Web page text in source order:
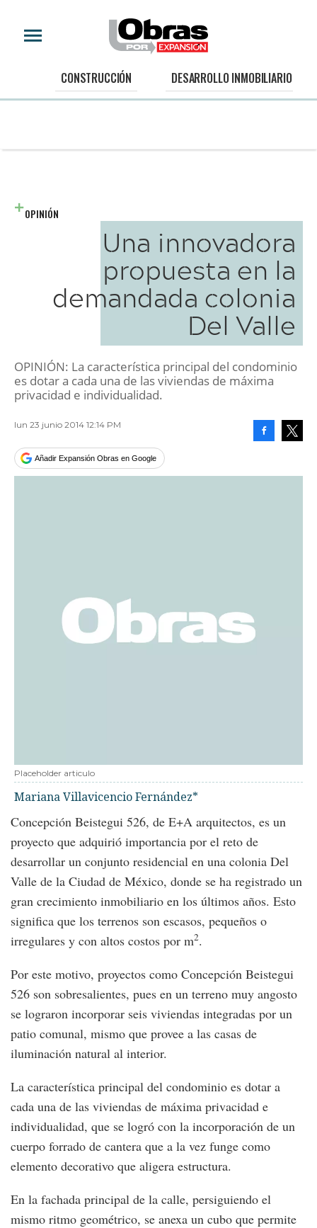
CONSTRUCCIÓN DESARROLLO INMOBILIARIO
OPINIÓN
Una innovadora
propuesta en la
demandada colonia
Del Valle
OPINIÓN: La característica principal del condominio
es dotar a cada una de las viviendas de máxima
privacidad e individualidad.
lun 23 junio 2014 12:14 PM
Añadir Expansión Obras en Google
Placeholder articulo
Mariana Villavicencio Fernández*
Concepción Beistegui 526, de E+A arquitectos, es un
proyecto que adquirió importancia por el reto de
desarrollar un conjunto residencial en una colonia Del
Valle de la Ciudad de México, donde se ha registrado un
gran crecimiento inmobiliario en los últimos años. Esto
significa que los terrenos son escasos, pequeños o
irregulares y con altos costos por m2.
Por este motivo, proyectos como Concepción Beistegui
526 son sobresalientes, pues en un terreno muy angosto
se lograron incorporar seis viviendas integradas por un
patio comunal, mismo que provee a las casas de
iluminación natural al interior.
La característica principal del condominio es dotar a
cada una de las viviendas de máxima privacidad e
individualidad, que se logró con la incorporación de un
cuerpo forrado de cantera que a la vez funge como
elemento decorativo que aligera estructura.
En la fachada principal de la calle, persiguiendo el
mismo ritmo geométrico, se anexa un cubo que permite